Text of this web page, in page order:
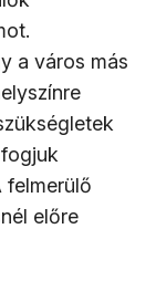
a város más
felmerülő
előre